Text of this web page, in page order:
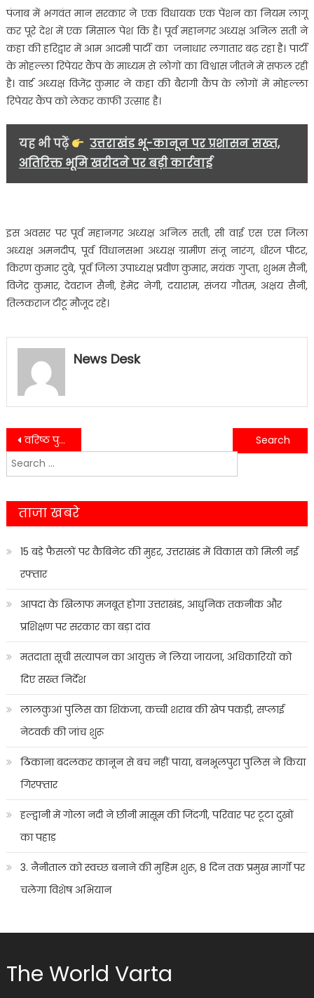
पंजाब में भगवंत मान सरकार ने एक विधायक एक पेंशन का नियम लागू
कर पूरे देश में एक मिसाल पेश कि है। पूर्व महानगर अध्यक्ष अनिल सती ने
कहा की हरिद्वार में आम आदमी पार्टी का जनाधार लगातार बढ़ रहा है। पार्टी
के मोहल्ला रिपेयर कैंप के माध्यम से लोगों का विश्वास जीतने में सफल रही
है। वार्ड अध्यक्ष विजेंद्र कुमार ने कहा की बैरागी कैंप के लोगों में मोहल्ला
रिपेयर कैंप को लेकर काफी उत्साह है।
यह भी पढ़ें
उत्तराखंड भू-कानून पर प्रशासन सख्त,
अतिरिक्त भूमि खरीदने पर बड़ी कार्रवाई
इस अवसर पर पूर्व महानगर अध्यक्ष अनिल सती, सी वाई एस एस जिला
अध्यक्ष अमनदीप, पूर्व विधानसभा अध्यक्ष ग्रामीण संजू नारंग, धीरज पीटर,
किरण कुमार दुबे, पूर्व जिला उपाध्यक्ष प्रवीण कुमार, मयंक गुप्ता, शुभम सैनी,
विजेंद्र कुमार, देवराज सैनी, हेमेंद्र नेगी, दयाराम, संजय गौतम, अक्षय सैनी,
तिलकराज टीटू मौजूद रहे।
News Desk
Post
navigation
वरिष्ठ पुलिस अधीक्षक डॉक्टर मंजू नाथ टीसी द्वारा लगभग 23 निरीक्षक उप निरीक्षक का स्थानांतरण किया गया….
भारत गौरव सम्मान से नीरजा गोयल को सम्मानित किया…..
Search
for:
ताजा खबरे
15 बड़े फैसलों पर कैबिनेट की मुहर, उत्तराखंड में विकास को मिली नई
रफ्तार
आपदा के खिलाफ मजबूत होगा उत्तराखंड, आधुनिक तकनीक और
प्रशिक्षण पर सरकार का बड़ा दांव
मतदाता सूची सत्यापन का आयुक्त ने लिया जायजा, अधिकारियों को
दिए सख्त निर्देश
लालकुआं पुलिस का शिकंजा, कच्ची शराब की खेप पकड़ी, सप्लाई
नेटवर्क की जांच शुरू
ठिकाना बदलकर कानून से बच नहीं पाया, बनभूलपुरा पुलिस ने किया
गिरफ्तार
हल्द्वानी में गोला नदी ने छीनी मासूम की जिंदगी, परिवार पर टूटा दुखों
का पहाड़
3. नैनीताल को स्वच्छ बनाने की मुहिम शुरू, 8 दिन तक प्रमुख मार्गों पर
चलेगा विशेष अभियान
The World Varta